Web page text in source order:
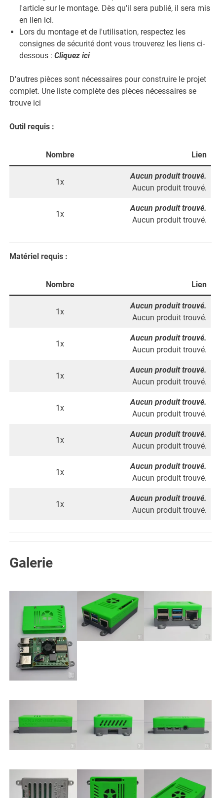
l'article sur le montage. Dès qu'il sera publié, il sera mis
en lien ici.
Lors du montage et de l'utilisation, respectez les
consignes de sécurité dont vous trouverez les liens ci-
dessous :Cliquez ici
D'autres pièces sont nécessaires pour construire le projet
complet. Une liste complète des pièces nécessaires se
trouve ici
Outil requis :
Nombre Lien
1x
Aucun produit trouvé.
Aucun produit trouvé.
1x
Aucun produit trouvé.
Aucun produit trouvé.
Matériel requis :
Nombre Lien
1x
Aucun produit trouvé.
Aucun produit trouvé.
1x
Aucun produit trouvé.
Aucun produit trouvé.
1x
Aucun produit trouvé.
Aucun produit trouvé.
1x
Aucun produit trouvé.
Aucun produit trouvé.
1x
Aucun produit trouvé.
Aucun produit trouvé.
1x
Aucun produit trouvé.
Aucun produit trouvé.
1x
Aucun produit trouvé.
Aucun produit trouvé.
Galerie